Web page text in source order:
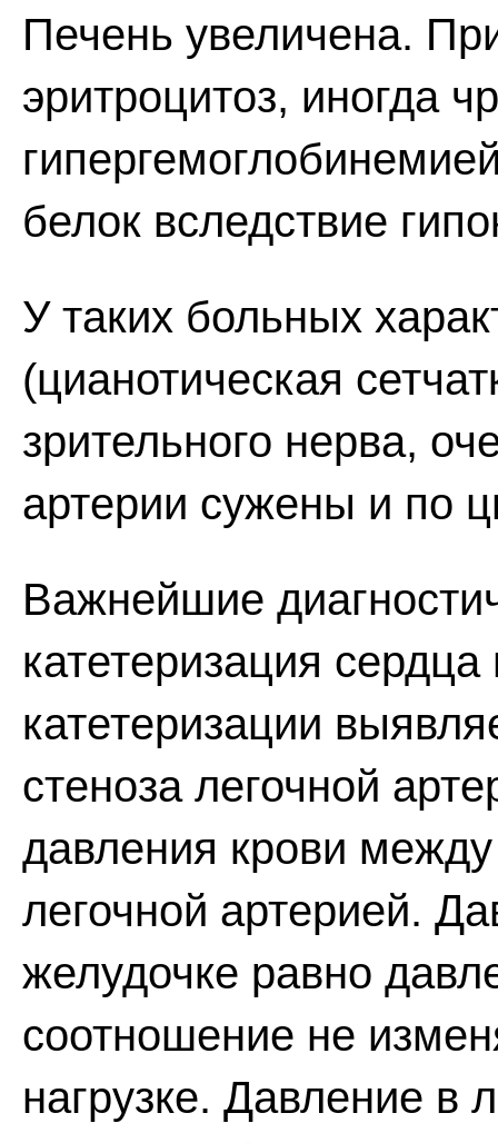
Печень увеличена.
эритроцитоз, иногда
белок вследствие
У таких больных
(цианотическая
зрительного нерва,
артерии сужены и по
Важнейшие
катетеризация
катетеризации
стеноза легочной
давления крови
легочной артерией.
желудочке равно
соотношение не
нагрузке. Давление в